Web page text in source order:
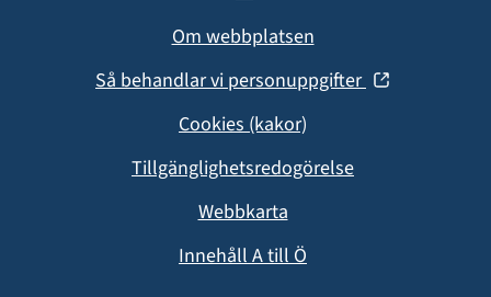
Om webbplatsen
Så behandlar vi personuppgifter (öppnas
Cookies (kakor)
Tillgänglighetsredogörelse
Webbkarta
Innehåll A till Ö